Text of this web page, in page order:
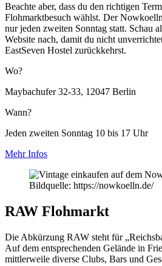
Beachte aber, dass du den richtigen
Flohmarktbesuch wählst. Der
nur jeden zweiten Sonntag statt. Schau
Website nach, damit du nicht
EastSeven Hostel zurückkehrst.
Wo?
Maybachufer 32-33, 12047 Berlin
Wann?
Jeden zweiten Sonntag 10 bis 17 Uhr
Mehr Infos
Bildquelle: https://nowkoelln.de/
RAW Flohmarkt
Die Abkürzung RAW steht für
Auf dem entsprechenden Gelände in
mittlerweile diverse Clubs, Bars und